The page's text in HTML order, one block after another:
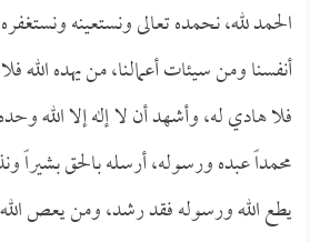
الحمد لله، نحمده تعالى ونستعينه
أنفسنا ومن سيئات أعمالنا، من يهده
فلا هادي له، وأشهد أن لا إله إلا الله
محمداً عبده ورسوله، أرسله بالحق بشيراً
يطع الله ورسوله فقد رشد، ومن يعص